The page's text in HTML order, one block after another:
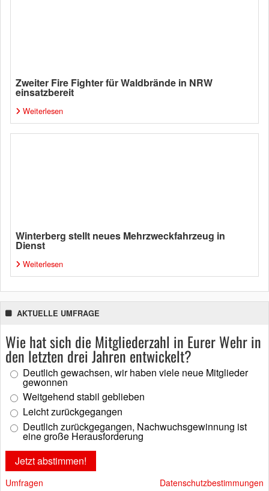
Zweiter Fire Fighter für Waldbrände in NRW
einsatzbereit
Weiterlesen
Winterberg stellt neues Mehrzweckfahrzeug in
Dienst
Weiterlesen
AKTUELLE UMFRAGE
Wie hat sich die Mitgliederzahl in Eurer Wehr in
den letzten drei Jahren entwickelt?
Deutlich gewachsen, wir haben viele neue Mitglieder
gewonnen
Weitgehend stabil geblieben
Leicht zurückgegangen
Deutlich zurückgegangen, Nachwuchsgewinnung ist
eine große Herausforderung
Umfragen Datenschutzbestimmungen